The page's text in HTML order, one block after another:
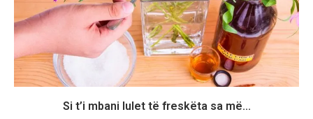
Si t’i mbani lulet të freskëta sa më...